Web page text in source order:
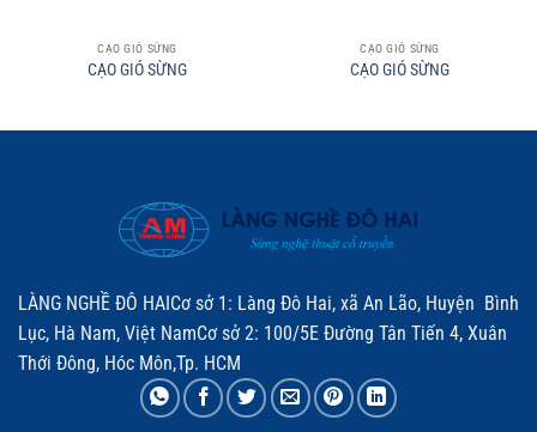
CẠO GIÓ SỪNG
CẠO GIÓ SỪNG
CẠO GIÓ SỪNG
CẠO GIÓ SỪNG
LÀNG NGHỀ ĐÔ HAICơ sở 1: Làng Đô Hai, xã An Lão, Huyện Bình
Lục, Hà Nam, Việt NamCơ sở 2: 100/5E Đường Tân Tiến 4, Xuân
Thới Đông, Hóc Môn,Tp. HCM